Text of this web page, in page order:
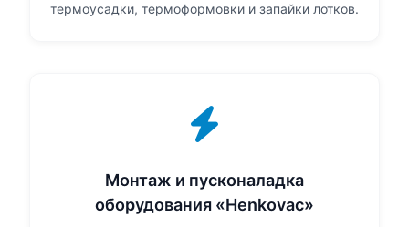
термоусадки, термоформовки и запайки лотков.
Монтаж и пусконаладка
оборудования «Henkovac»